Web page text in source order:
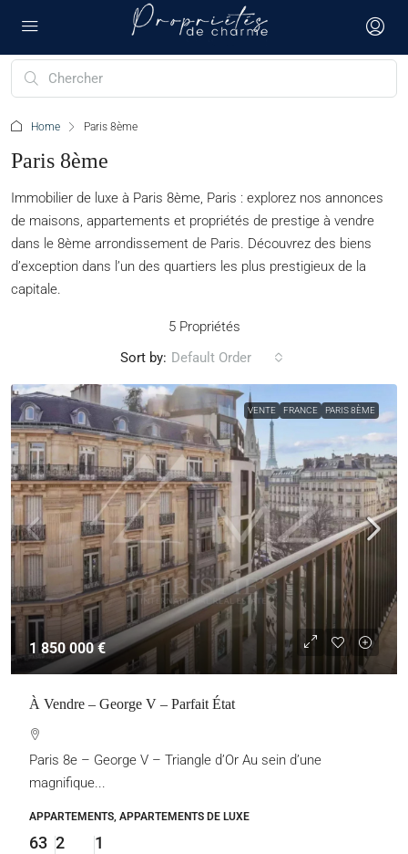
Home Paris 8ème
Paris 8ème
Immobilier de luxe à Paris 8ème, Paris : explorez nos annonces
de maisons, appartements et propriétés de prestige à vendre
dans le 8ème arrondissement de Paris. Découvrez des biens
d’exception dans l’un des quartiers les plus prestigieux de la
capitale.
5 Propriétés
Sort by: Default Order
VENTE FRANCE PARIS 8ÈME
1 850 000 €
À Vendre – George V – Parfait État
Paris 8e – George V – Triangle d’Or Au sein d’une
magnifique...
APPARTEMENTS, APPARTEMENTS DE LUXE
63 2 1